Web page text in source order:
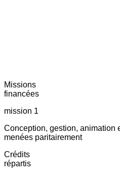
Missions
financées
mission 1
Conception, gestion, animation
menées paritairement
Crédits
répartis